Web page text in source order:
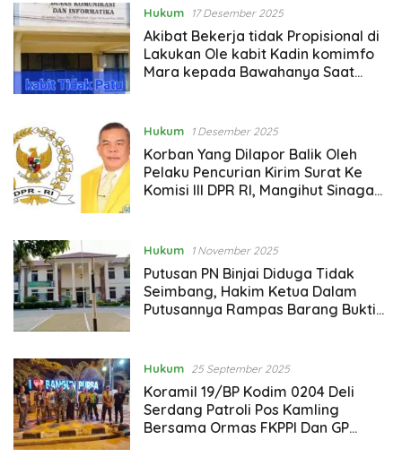
Hukum 17 Desember 2025
Akibat Bekerja tidak Propisional di
Lakukan Ole kabit Kadin komimfo
Mara kepada Bawahanya Saat
Hukum 1 Desember 2025
Korban Yang Dilapor Balik Oleh
Pelaku Pencurian Kirim Surat Ke
Komisi III DPR RI, Mangihut Sinaga
Hukum 1 November 2025
Putusan PN Binjai Diduga Tidak
Seimbang, Hakim Ketua Dalam
Putusannya Rampas Barang Bukti
Hukum 25 September 2025
Koramil 19/BP Kodim 0204 Deli
Serdang Patroli Pos Kamling
Bersama Ormas FKPPI Dan GP